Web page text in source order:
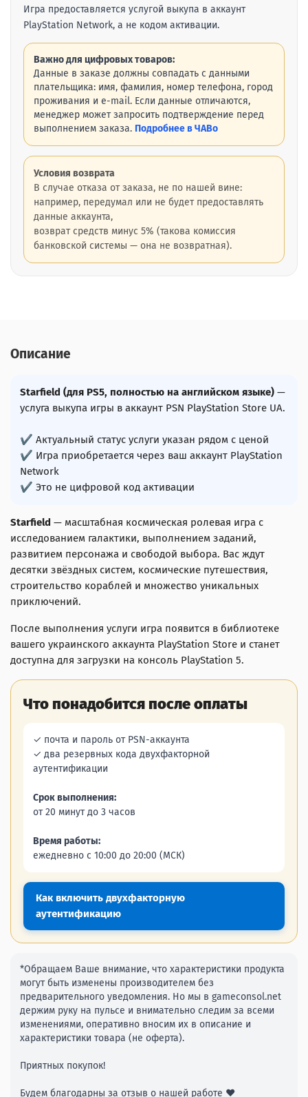
Игра предоставляется услугой выкупа в аккаунт
PlayStation Network, а не кодом активации.
Важно для цифровых товаров:
Данные в заказе должны совпадать с данными
плательщика: имя, фамилия, номер телефона, город
проживания и e-mail. Если данные отличаются,
менеджер может запросить подтверждение перед
выполнением заказа. Подробнее в ЧАВо
Условия возврата
В случае отказа от заказа, не по нашей вине:
например, передумал или не будет предоставлять
данные аккаунта,
возврат средств минус 5% (такова комиссия
банковской системы — она не возвратная).
Описание
Starfield (для PS5, полностью на английском языке) —
услуга выкупа игры в аккаунт PSN PlayStation Store UA.
✔ Актуальный статус услуги указан рядом с ценой
✔ Игра приобретается через ваш аккаунт PlayStation
Network
✔ Это не цифровой код активации
Starfield — масштабная космическая ролевая игра с
исследованием галактики, выполнением заданий,
развитием персонажа и свободой выбора. Вас ждут
десятки звёздных систем, космические путешествия,
строительство кораблей и множество уникальных
приключений.
После выполнения услуги игра появится в библиотеке
вашего украинского аккаунта PlayStation Store и станет
доступна для загрузки на консоль PlayStation 5.
Что понадобится после оплаты
✓ почта и пароль от PSN-аккаунта
✓ два резервных кода двухфакторной
аутентификации
Срок выполнения:
от 20 минут до 3 часов
Время работы:
ежедневно с 10:00 до 20:00 (МСК)
Как включить двухфакторную
аутентификацию
*Обращаем Ваше внимание, что характеристики продукта
могут быть изменены производителем без
предварительного уведомления. Но мы в gameconsol.net
держим руку на пульсе и внимательно следим за всеми
изменениями, оперативно вносим их в описание и
характеристики товара (не оферта).
Приятных покупок!
Будем благодарны за отзыв о нашей работе ❤️